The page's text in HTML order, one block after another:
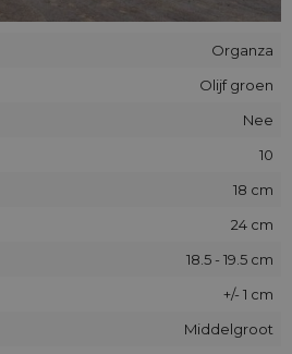
Organza
Olijf groen
Nee
10
18 cm
24 cm
18.5 - 19.5 cm
+/- 1 cm
Middelgroot